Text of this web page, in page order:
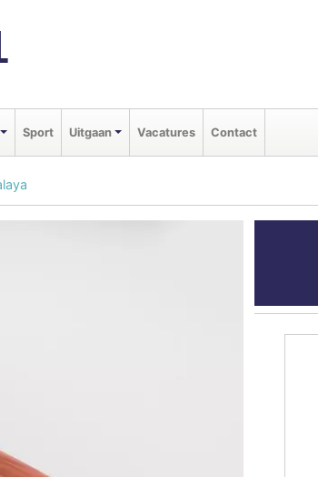
Sport Uitgaan Vacatures Contact